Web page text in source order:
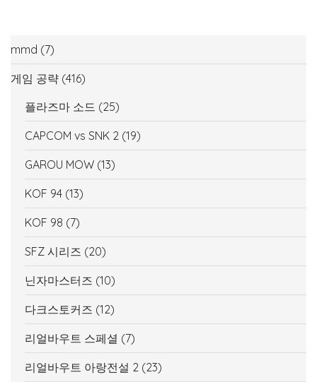
mmd (7)
게임 공략 (416)
플라즈마 소드 (25)
CAPCOM vs SNK 2 (19)
GAROU MOW (13)
KOF 94 (13)
KOF 98 (7)
SFZ 시리즈 (20)
닌자마스터즈 (10)
다크스토커즈 (12)
리얼바우트 스페셜 (7)
리얼바우트 아랑전설 2 (23)